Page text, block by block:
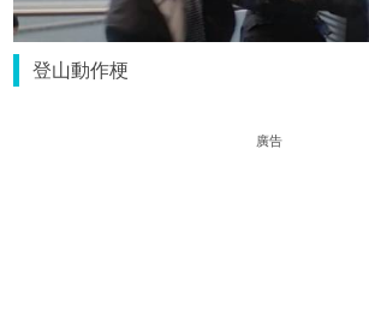
登山動作梗
廣告